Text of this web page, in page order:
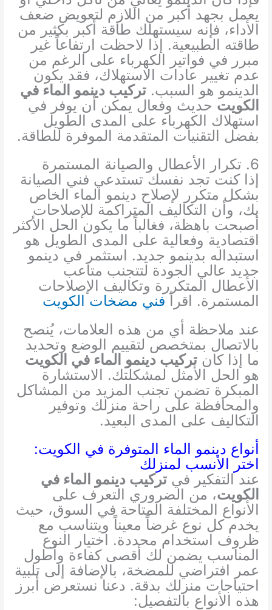
يعمل بجهد أكبر من اللازم لتعويض ضعف
الأداء، فإنه سيستهلك طاقة أكبر بكثير من
طاقته الطبيعية. إذا لاحظت ارتفاعاً غير
مبرر في فواتير الكهرباء على الرغم من
عدم تغيير عادات الاستهلاك، فقد يكون
الدينمو هو السبب.تركيب دينمو الماء في
الكويت حديث وفعال يمكن أن يوفر في
استهلاك الكهرباء على المدى الطويل
بفضل التقنيات المتقدمة الموفرة للطاقة.
6. تكرار الأعطال والصيانة المستمرة
إذا كنت تجد نفسك تستدعي فني الصيانة
بشكل متكرر لإصلاح دينمو الماء الخاص
بك، وأن التكاليف المتراكمة للإصلاحات
أصبحت باهظة، فغالباً ما يكون الحل الأكثر
اقتصادية وفعالية على المدى الطويل هو
استبداله بدينمو جديد. استثمر في دينمو
جديد عالي الجودة لتتجنب متاعب
الأعطال المتكررة وتكاليف الإصلاحات
المستمرة. اقرأ فني مضخات الكويت
عند ملاحظة أي من هذه العلامات، يُنصح
بالاتصال بمتخصص لتقييم الوضع وتحديد
ما إذا كانتركيب دينمو الماء في الكويت
هو الحل الأمثل لمشكلتك. الاستشارة
المبكرة تضمن تجنب المزيد من المشاكل
والمحافظة على راحة منزلك وتوفير
التكاليف على المدى البعيد.
أنواع دينمو الماء المتوفرة في الكويت:
اختر الأنسب لمنزلك
عند التفكير فيتركيب دينمو الماء في
الكويت، من الضروري التعرف على
الأنواع المختلفة المتاحة في السوق، حيث
يخدم كل نوع غرضاً معيناً ويتناسب مع
ظروف استخدام محددة. اختيار النوع
المناسب يضمن لك أقصى كفاءة وأطول
عمر افتراضي للمضخة، بالإضافة إلى تلبية
احتياجات منزلك بدقة. دعنا نستعرض أبرز
هذه الأنواع بالتفصيل: